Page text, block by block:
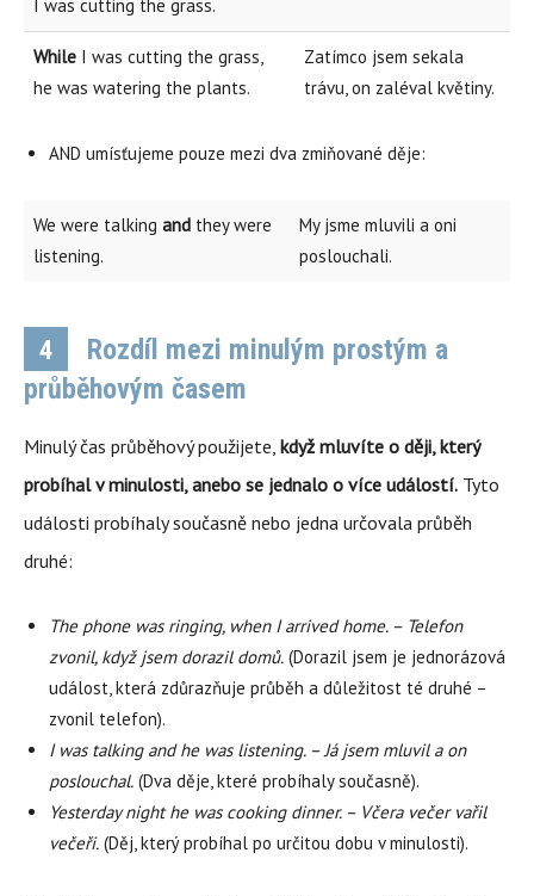
I was cutting the grass.
While I was cutting the grass,
he was watering the plants.
Zatímco jsem sekala
trávu, on zaléval květiny.
AND umísťujeme pouze mezi dva zmiňované děje:
We were talking and they were
listening.
My jsme mluvili a oni
poslouchali.
4
Rozdíl mezi minulým prostým a
průběhovým časem
Minulý čas průběhový použijete, když mluvíte o ději, který
probíhal v minulosti, anebo se jednalo o více událostí. Tyto
události probíhaly současně nebo jedna určovala průběh
druhé:
The phone was ringing, when I arrived home. – Telefon
zvonil, když jsem dorazil domů. (Dorazil jsem je jednorázová
událost, která zdůrazňuje průběh a důležitost té druhé –
zvonil telefon).
I was talking and he was listening. – Já jsem mluvil a on
poslouchal. (Dva děje, které probíhaly současně).
Yesterday night he was cooking dinner. – Včera večer vařil
večeři. (Děj, který probíhal po určitou dobu v minulosti).